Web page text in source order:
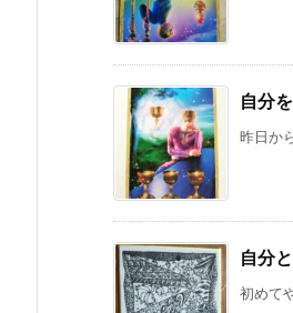
自分
昨日か
自分
初めて